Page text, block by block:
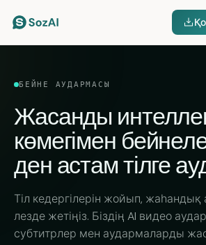
БЕЙНЕ АУДАРМАСЫ
Жасанды
көмегімен
ден астам тілге
Тіл кедергілерін жойып, жаһандық
лезде жетіңіз. Біздің AI видео
субтитрлер мен аудармаларды